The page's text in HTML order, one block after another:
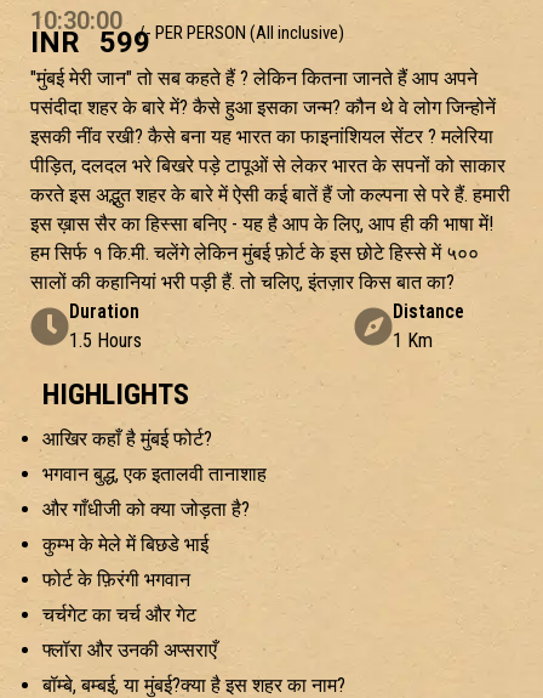
10:30:00
INR 599/- PER PERSON (All inclusive)
"मुंबई मेरी जान" तो सब कहते हैं ? लेकिन कितना जानते हैं आप अपने
पसंदीदा शहर के बारे में? कैसे हुआ इसका जन्म? कौन थे वे लोग जिन्होनें
इसकी नींव रखी? कैसे बना यह भारत का फाइनांशियल सेंटर ? मलेरिया
पीड़ित, दलदल भरे बिखरे पड़े टापूओं से लेकर भारत के सपनों को साकार
करते इस अद्भुत शहर के बारे में ऐसी कई बातें हैं जो कल्पना से परे हैं. हमारी
इस ख़ास सैर का हिस्सा बनिए - यह है आप के लिए, आप ही की भाषा में!
हम सिर्फ १ कि.मी. चलेंगे लेकिन मुंबई फ़ोर्ट के इस छोटे हिस्से में ५००
सालों की कहानियां भरी पड़ी हैं. तो चलिए, इंतज़ार किस बात का?
Duration
1.5 Hours
Distance
1 Km
HIGHLIGHTS
आखिर कहाँ है मुंबई फोर्ट?
भगवान बुद्ध, एक इतालवी तानाशाह
और गाँधीजी को क्या जोड़ता है?
कुम्भ के मेले में बिछडे भाई
फोर्ट के फ़िरंगी भगवान
चर्चगेट का चर्च और गेट
फ्लॉरा और उनकी अप्सराएँ
बॉम्बे, बम्बई, या मुंबई?क्या है इस शहर का नाम?